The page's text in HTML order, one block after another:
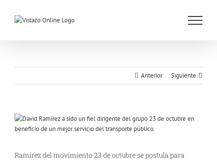
contenido
Anterior Siguiente
Ver
imagen
Ramírez del movimiento 23 de octubre se postula para